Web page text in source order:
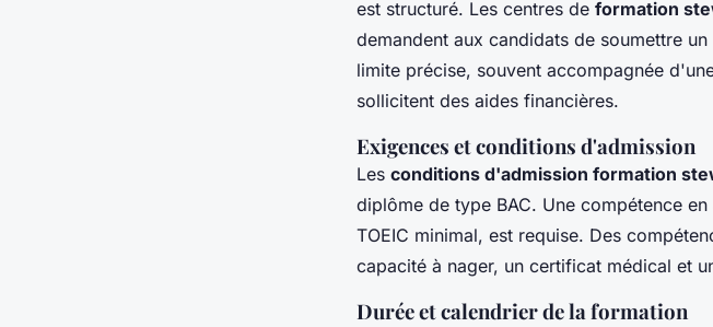
est structuré. Les centres de formation
demandent aux candidats de soumettre
limite précise, souvent accompagnée
sollicitent des aides financières.
Exigences et conditions d'admission
Les conditions d'admission formation
diplôme de type BAC. Une compétence
TOEIC minimal, est requise. Des
capacité à nager, un certificat médical et
Durée et calendrier de la formation